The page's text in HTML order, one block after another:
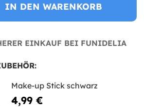
IN DEN WARENKORB
EINKAUF BEI FUNIDELIA
Make-up Stick schwarz
4,99 €